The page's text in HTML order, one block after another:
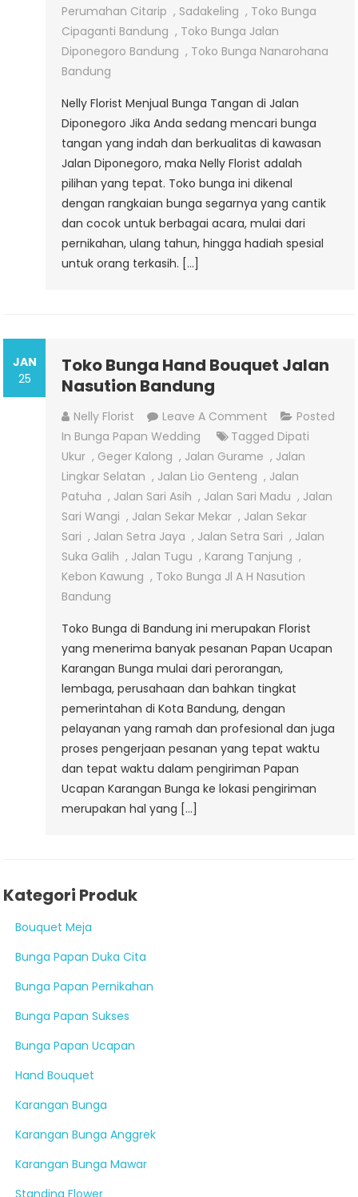
Perumahan Citarip , Sadakeling , Toko Bunga
Cipaganti Bandung , Toko Bunga Jalan
Diponegoro Bandung , Toko Bunga Nanarohana
Bandung
Nelly Florist Menjual Bunga Tangan di Jalan
Diponegoro Jika Anda sedang mencari bunga
tangan yang indah dan berkualitas di kawasan
Jalan Diponegoro, maka Nelly Florist adalah
pilihan yang tepat. Toko bunga ini dikenal
dengan rangkaian bunga segarnya yang cantik
dan cocok untuk berbagai acara, mulai dari
pernikahan, ulang tahun, hingga hadiah spesial
untuk orang terkasih. […]
JAN
25
Toko Bunga Hand Bouquet Jalan
Nasution Bandung
Nelly Florist Leave A Comment On
Toko
Bunga
Hand
Bouquet
Jalan
Nasution
Bandung
Posted
In Bunga Papan Wedding Tagged Dipati
Ukur , Geger Kalong , Jalan Gurame , Jalan
Lingkar Selatan , Jalan Lio Genteng , Jalan
Patuha , Jalan Sari Asih , Jalan Sari Madu , Jalan
Sari Wangi , Jalan Sekar Mekar , Jalan Sekar
Sari , Jalan Setra Jaya , Jalan Setra Sari , Jalan
Suka Galih , Jalan Tugu , Karang Tanjung ,
Kebon Kawung , Toko Bunga Jl A H Nasution
Bandung
Toko Bunga di Bandung ini merupakan Florist
yang menerima banyak pesanan Papan Ucapan
Karangan Bunga mulai dari perorangan,
lembaga, perusahaan dan bahkan tingkat
pemerintahan di Kota Bandung, dengan
pelayanan yang ramah dan profesional dan juga
proses pengerjaan pesanan yang tepat waktu
dan tepat waktu dalam pengiriman Papan
Ucapan Karangan Bunga ke lokasi pengiriman
merupakan hal yang […]
Kategori Produk
Bouquet Meja
Bunga Papan Duka Cita
Bunga Papan Pernikahan
Bunga Papan Sukses
Bunga Papan Ucapan
Hand Bouquet
Karangan Bunga
Karangan Bunga Anggrek
Karangan Bunga Mawar
Standing Flower